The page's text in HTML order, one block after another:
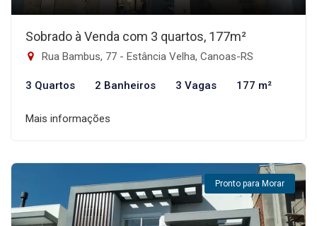
Sobrado à Venda com 3 quartos, 177m²
Rua Bambus, 77 - Estância Velha, Canoas-RS
3 Quartos 2 Banheiros 3 Vagas 177 m²
Mais informações
Pronto para Morar